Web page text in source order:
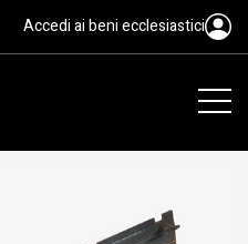
segàz
Accedi ai beni ecclesiastici